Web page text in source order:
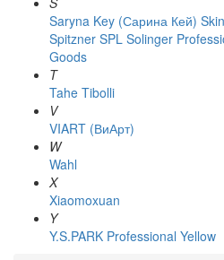
Saryna Key (Сарина Кей)
Spitzner SPL Solinger
Goods
T
Tahe Tibolli
V
VIART (ВиАрт)
W
Wahl
X
Xiaomoxuan
Y
Y.S.PARK Professional Yellow